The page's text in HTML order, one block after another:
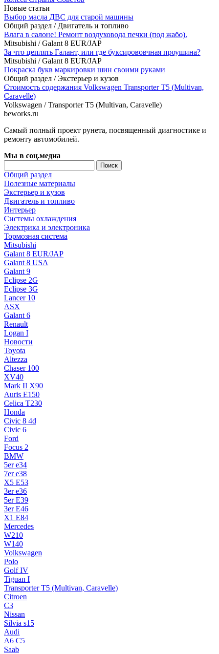
Новые статьи
Выбор масла ДВС для старой машины
Общий раздел / Двигатель и топливо
Влага в салоне! Ремонт воздуховода печки (под жабо).
Mitsubishi /Galant 8 EUR/JAP
За что цеплять Галант, или где буксирововчная проушина?
Mitsubishi /Galant 8 EUR/JAP
Покраска букв маркировки шин своими руками
Общий раздел /Экстерьер и кузов
Стоимость содержания Volkswagen Transporter T5 (Multivan,
Caravelle)
Volkswagen /Transporter T5 (Multivan, Caravelle)
beworks.ru
Самый полный проект рунета, посвященный диагностике и
ремонту автомобилей.
Мы в соц.медиа
Общий раздел
Полезные материалы
Экстерьер и кузов
Двигатель и топливо
Интерьер
Системы охлаждения
Электрика и электроника
Тормозная система
Mitsubishi
Galant 8 EUR/JAP
Galant 8 USA
Galant 9
Eclipse 2G
Eclipse 3G
Lancer 10
ASX
Galant 6
Renault
Logan I
Новости
Toyota
Altezza
Chaser 100
XV40
Mark II X90
Auris E150
Celica T230
Honda
Civic 8 4d
Civic 6
Ford
Focus 2
BMW
5er e34
7er e38
X5 E53
3er e36
5er E39
3er E46
X1 E84
Mercedes
W210
W140
Volkswagen
Polo
Golf IV
Tiguan I
Transporter T5 (Multivan, Caravelle)
Citroen
C3
Nissan
Silvia s15
Audi
A6 C5
Saab